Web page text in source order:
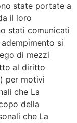
state portate a
il loro
stati comunicati
si
di mezzi
al diritto
per motivi
che La
della
che La